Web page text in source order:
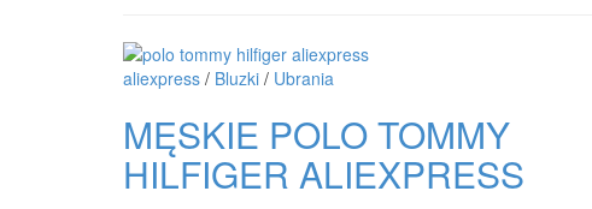
aliexpress / Bluzki / Ubrania
MĘSKIE POLO TOMMY
HILFIGER ALIEXPRESS